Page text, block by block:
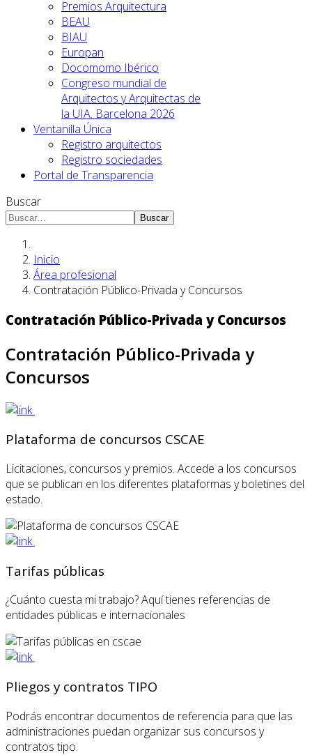
Premios Arquitectura
BEAU
BIAU
Europan
Docomomo Ibérico
Congreso mundial de
Arquitectos y Arquitectas de
la UIA. Barcelona 2026
Ventanilla Única
Registro arquitectos
Registro sociedades
Portal de Transparencia
Buscar
Buscar
Inicio
Área profesional
Contratación Público-Privada y Concursos
Contratación Público-Privada y Concursos
Contratación Público-Privada y
Concursos
Plataforma de concursos CSCAE
Licitaciones, concursos y premios. Accede a los concursos
que se publican en los diferentes plataformas y boletines del
estado.
Tarifas públicas
¿Cuánto cuesta mi trabajo? Aquí tienes referencias de
entidades públicas e internacionales
Pliegos y contratos TIPO
Podrás encontrar documentos de referencia para que las
administraciones puedan organizar sus concursos y
contratos tipo.